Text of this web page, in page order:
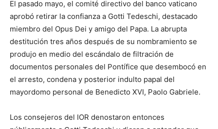
El pasado mayo, el comité directivo del banco vaticano
aprobó retirar la confianza a Gotti Tedeschi, destacado
miembro del Opus Dei y amigo del Papa. La abrupta
destitución tres años después de su nombramiento se
produjo en medio del escándalo de filtración de
documentos personales del Pontífice que desembocó en
el arresto, condena y posterior indulto papal del
mayordomo personal de Benedicto XVI, Paolo Gabriele.
Los consejeros del IOR denostaron entonces